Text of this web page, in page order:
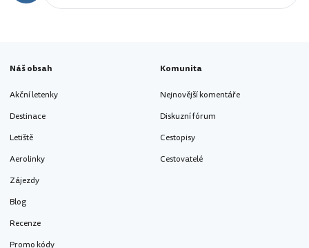
Náš obsah
Akční letenky
Destinace
Letiště
Aerolinky
Zájezdy
Blog
Recenze
Promo kódy
Komunita
Nejnovější komentáře
Diskuzní fórum
Cestopisy
Cestovatelé